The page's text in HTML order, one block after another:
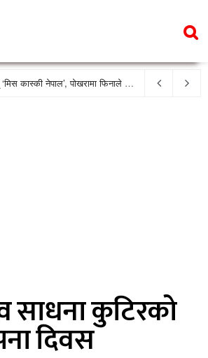
प्राचार्यमा डा. झपिन्द्र अधिकारी
साधना कुटिरको
दिवस